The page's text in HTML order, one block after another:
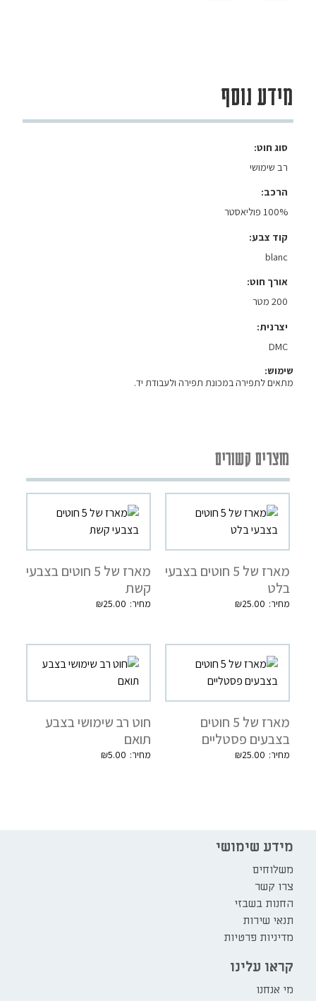
מידע נוסף
סוג חוט
רב שימושי
הרכב
100% פוליאסטר
קוד צבע
blanc
אורך חוט
200 מטר
יצרנית
DMC
שימוש:
מתאים לתפירה במכונת תפירה ולעבודת יד.
מוצרים קשורים
מארז של 5 חוטים בצבעי
בלט
₪25.00
מארז של 5 חוטים בצבעי
קשת
₪25.00
מארז של 5 חוטים
בצבעים פסטליים
₪25.00
חוט רב שימושי בצבע
תואם
₪5.00
מידע שימושי
משלוחים
צרו קשר
החנות בשבזי
תנאי שירות
מדיניות פרטיות
קראו עלינו
מי אנחנו